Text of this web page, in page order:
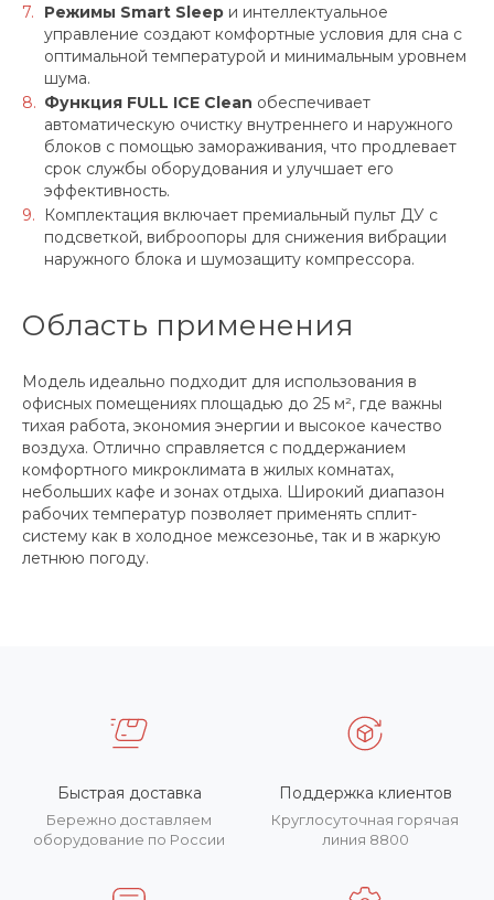
Режимы Smart Sleep и интеллектуальное
управление создают комфортные условия для сна с
оптимальной температурой и минимальным уровнем
шума.
Функция FULL ICE Clean обеспечивает
автоматическую очистку внутреннего и наружного
блоков с помощью замораживания, что продлевает
срок службы оборудования и улучшает его
эффективность.
Комплектация включает премиальный пульт ДУ с
подсветкой, виброопоры для снижения вибрации
наружного блока и шумозащиту компрессора.
Область применения
Модель идеально подходит для использования в
офисных помещениях площадью до 25 м², где важны
тихая работа, экономия энергии и высокое качество
воздуха. Отлично справляется с поддержанием
комфортного микроклимата в жилых комнатах,
небольших кафе и зонах отдыха. Широкий диапазон
рабочих температур позволяет применять сплит-
систему как в холодное межсезонье, так и в жаркую
летнюю погоду.
Быстрая доставка
Бережно доставляем
оборудование по России
Поддержка клиентов
Круглосуточная горячая
линия 8800